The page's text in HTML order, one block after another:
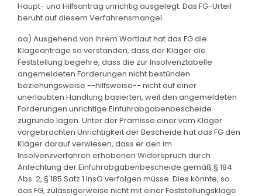
Haupt- und Hilfsantrag unrichtig ausgelegt. Das FG-Urteil
beruht auf diesem Verfahrensmangel.
aa) Ausgehend von ihrem Wortlaut hat das FG die
Klageanträge so verstanden, dass der Kläger die
Feststellung begehre, dass die zur Insolvenztabelle
angemeldeten Forderungen nicht bestünden
beziehungsweise --hilfsweise-- nicht auf einer
unerlaubten Handlung basierten, weil den angemeldeten
Forderungen unrichtige Einfuhrabgabenbescheide
zugrunde lägen. Unter der Prämisse einer vom Kläger
vorgebrachten Unrichtigkeit der Bescheide hat das FG den
Kläger darauf verwiesen, dass er den im
Insolvenzverfahren erhobenen Widerspruch durch
Anfechtung der Einfuhrabgabenbescheide gemäß § 184
Abs. 2, § 185 Satz 1 InsO verfolgen müsse. Dies könnte, so
das FG, zulässigerweise nicht mit einer Feststellungsklage